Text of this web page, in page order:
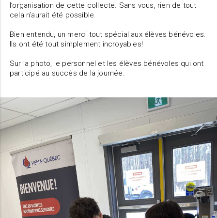
l’organisation de cette collecte. Sans vous, rien de tout
cela n’aurait été possible.
Bien entendu, un merci tout spécial aux élèves bénévoles.
Ils ont été tout simplement incroyables!
Sur la photo, le personnel et les élèves bénévoles qui ont
participé au succès de la journée.